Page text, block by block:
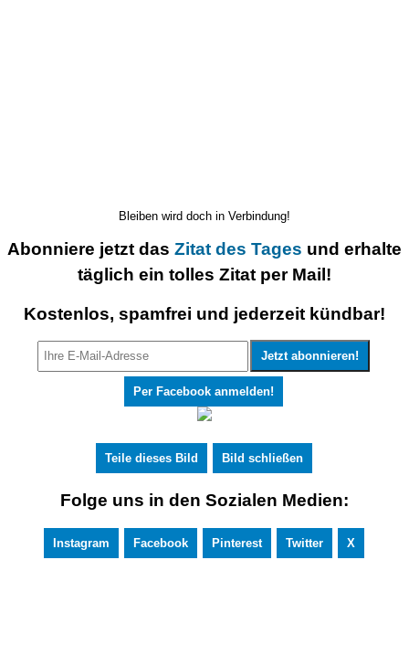
Bleiben wird doch in Verbindung!
Abonniere jetzt das Zitat des Tages und erhalte
täglich ein tolles Zitat per Mail!
Kostenlos, spamfrei und jederzeit kündbar!
Per Facebook anmelden!
Teile dieses Bild Bild schließen
Folge uns in den Sozialen Medien:
Instagram Facebook Pinterest Twitter X